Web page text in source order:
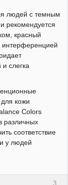
людей с темным
рекомендуется
красный
интерференцией
слегка
кожи
Colors
различных
соответствие
у людей
3